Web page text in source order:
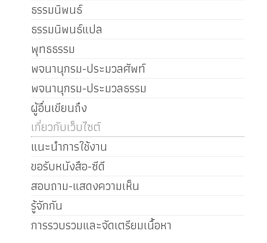
ธรรมนิพนธ์
ธรรมนิพนธ์แปล
พุทธธรรม
พจนานุกรม-ประมวลศัพท์
พจนานุกรม-ประมวลธรรม
ผู้อื่นเขียนถึง
เกี่ยวกับเว็บไซต์
แนะนำการใช้งาน
ขอรับหนังสือ-ซีดี
สอบถาม-แสดงความเห็น
รู้จักกัน
การรวบรวมและจัดเตรียมเนื้อหา